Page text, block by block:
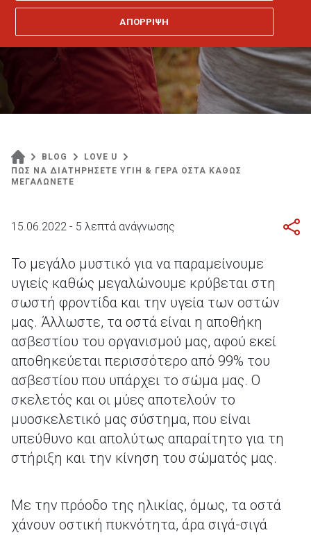
BLOG
LOVE U
ΠΩΣ ΝΑ ΔΙΑΤΗΡΗΣΕΤΕ ΥΓΙΗ & ΓΕΡΑ ΟΣΤΑ ΚΑΘΩΣ
ΜΕΓΑΛΩΝΕΤΕ
15.06.2022 - 5 λεπτά ανάγνωσης
Το μεγάλο μυστικό για να παραμείνουμε
υγιείς καθώς μεγαλώνουμε κρύβεται στη
σωστή φροντίδα και την υγεία των οστών
μας. Άλλωστε, τα οστά είναι η αποθήκη
ασβεστίου του οργανισμού μας, αφού εκεί
αποθηκεύεται περισσότερο από 99% του
ασβεστίου που υπάρχει το σώμα μας. Ο
σκελετός και οι μύες αποτελούν το
μυοσκελετικό μας σύστημα, που είναι
υπεύθυνο και απολύτως απαραίτητο για τη
στήριξη και την κίνηση του σώματός μας.
Με την πρόοδο της ηλικίας, όμως, τα οστά
χάνουν οστική πυκνότητα, άρα σιγά-σιγά
ΑΠΟΡΡΙΨΗ